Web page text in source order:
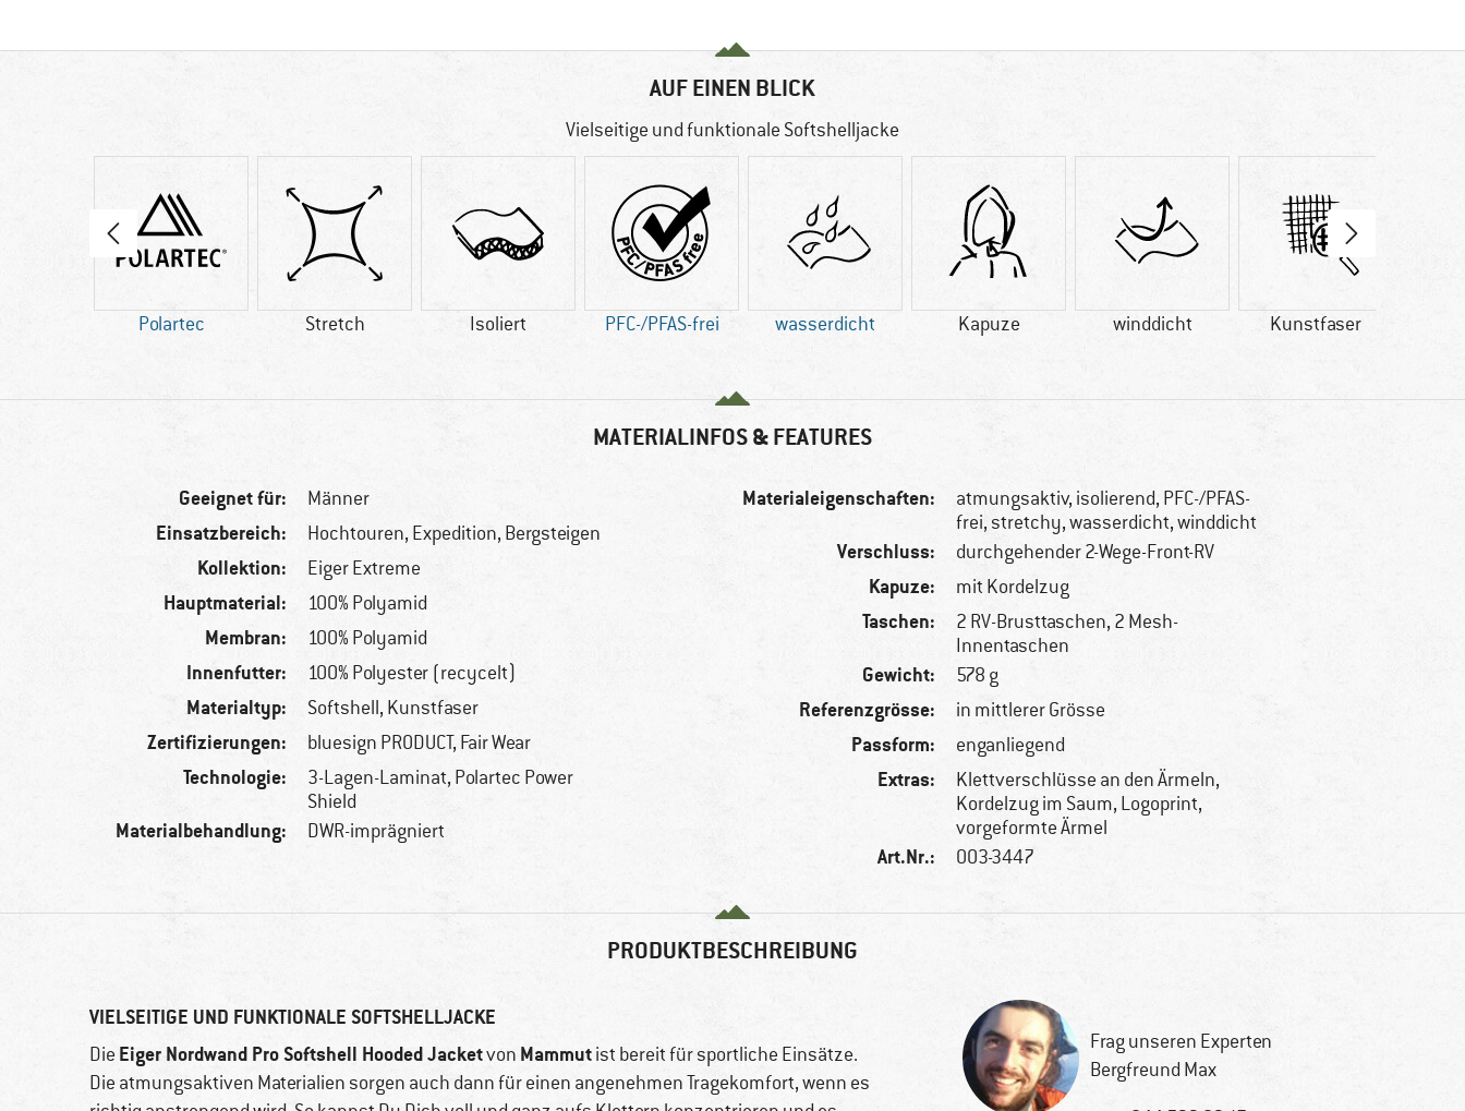
AUF EINEN BLICK
Vielseitige und funktionale Softshelljacke
Polartec Stretch Isoliert PFC-/PFAS-frei wasserdicht Kapuze winddicht Kunstfaser
MATERIALINFOS & FEATURES
Geeignet für: Männer
Einsatzbereich: Hochtouren, Expedition, Bergsteigen
Kollektion: Eiger Extreme
Hauptmaterial: 100% Polyamid
Membran: 100% Polyamid
Innenfutter: 100% Polyester (recycelt)
Materialtyp: Softshell, Kunstfaser
Zertifizierungen: bluesign PRODUCT, Fair Wear
Technologie:
3-Lagen-Laminat, Polartec Power
Shield
Materialbehandlung: DWR-imprägniert
Materialeigenschaften:
atmungsaktiv, isolierend, PFC-/PFAS-
frei, stretchy, wasserdicht, winddicht
Verschluss: durchgehender 2-Wege-Front-RV
Kapuze: mit Kordelzug
Taschen:
2 RV-Brusttaschen, 2 Mesh-
Innentaschen
Gewicht: 578 g
Referenzgrösse: in mittlerer Grösse
Passform: enganliegend
Extras:
Klettverschlüsse an den Ärmeln,
Kordelzug im Saum, Logoprint,
vorgeformte Ärmel
Art.Nr.: 003-3447
PRODUKTBESCHREIBUNG
VIELSEITIGE UND FUNKTIONALE SOFTSHELLJACKE
Die Eiger Nordwand Pro Softshell Hooded Jacketvon Mammutist bereit für sportliche Einsätze.
Die atmungsaktiven Materialien sorgen auch dann für einen angenehmen Tragekomfort, wenn es
Frag unseren Experten
Bergfreund Max